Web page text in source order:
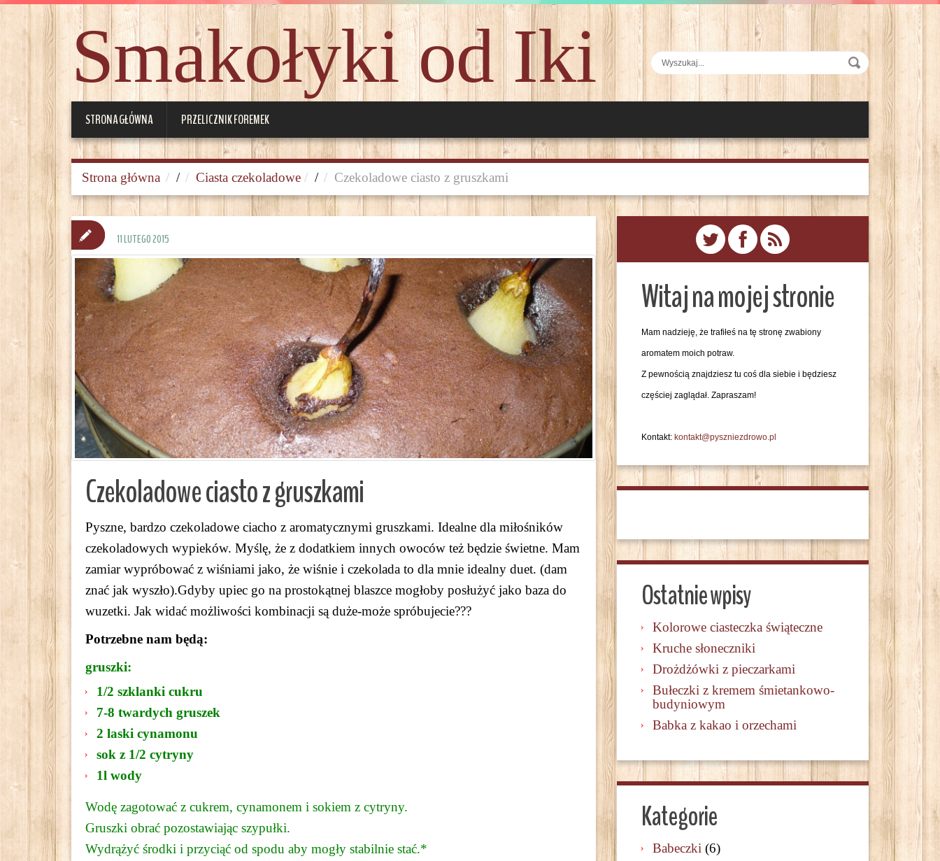
Smakołyki od Iki
STRONA GŁÓWNA PRZELICZNIK FOREMEK
Strona główna / Ciasta czekoladowe / Czekoladowe ciasto z gruszkami
Czekoladowe ciasto z gruszkami
Pyszne, bardzo czekoladowe ciacho z aromatycznymi gruszkami. Idealne dla miłośników
czekoladowych wypieków. Myślę, że z dodatkiem innych owoców też będzie świetne. Mam
zamiar wypróbować z wiśniami jako, że wiśnie i czekolada to dla mnie idealny duet. (dam
znać jak wyszło).Gdyby upiec go na prostokątnej blaszce mogłoby posłużyć jako baza do
wuzetki. Jak widać możliwości kombinacji są duże-może spróbujecie???
Potrzebne nam będą:
gruszki:
1/2 szklanki cukru
7-8 twardych gruszek
2 laski cynamonu
sok z 1/2 cytryny
1l wody
Wodę zagotować z cukrem, cynamonem i sokiem z cytryny.
Gruszki obrać pozostawiając szypułki.
Wydrążyć środki i przyciąć od spodu aby mogły stabilnie stać.*
11 LUTEGO 2015
Witaj na mojej stronie
Mam nadzieję, że trafiłeś na tę stronę zwabiony
aromatem moich potraw.
Z pewnością znajdziesz tu coś dla siebie i będziesz
częściej zaglądał. Zapraszam!
Kontakt: kontakt@pyszniezdrowo.pl
Ostatnie wpisy
Kolorowe ciasteczka świąteczne
Kruche słoneczniki
Drożdżówki z pieczarkami
Bułeczki z kremem śmietankowo-
budyniowym
Babka z kakao i orzechami
Kategorie
Babeczki (6)